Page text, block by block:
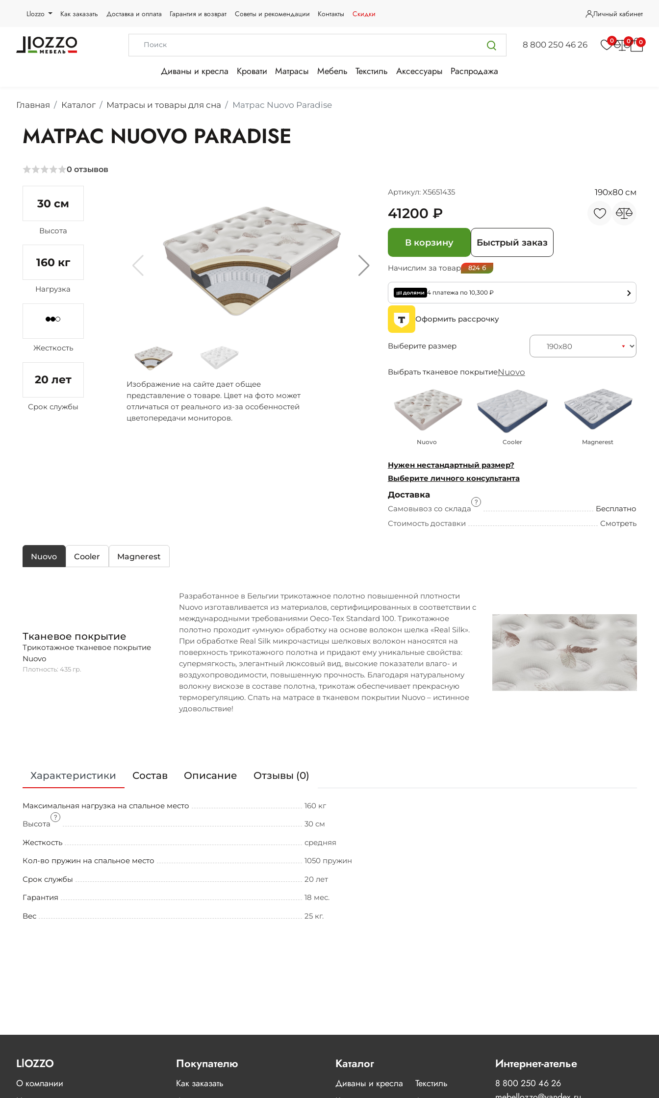
Llozzo Как заказать Доставка и оплата Гарантия и возврат Советы и рекомендации Контакты Скидки Личный кабинет
8 800 250 46 26 0 0 0
Диваны и кресла Кровати Матрасы Мебель Текстиль Аксессуары Распродажа
Главная Каталог Матрасы и товары для сна Матрас Nuovo Paradise
МАТРАС NUOVO PARADISE
0 отзывов
30 см
Высота
160 кг
Нагрузка
Жесткость
20 лет
Срок службы
Изображение на сайте дает общее
представление о товаре. Цвет на фото может
отличаться от реального из-за особенностей
цветопередачи мониторов.
Артикул: X5651435 190x80 см
41200 ₽
В корзину Быстрый заказ
Начислим за товар 824б
4 платежа по 10,300₽
Оформить рассрочку
Выберите размер
Выбрать тканевое покрытиеNuovo
Nuovo Cooler Magnerest
Нужен нестандартный размер?
Выберите личного консультанта
Доставка
Самовывоз со склада
Бесплатно
Стоимость доставки
Смотреть
Nuovo Cooler Magnerest
Тканевое покрытие
Трикотажное тканевое покрытие
Nuovo
Плотность: 435 гр.
Разработанное в Бельгии трикотажное полотно повышенной плотности
Nuovo изготавливается из материалов, сертифицированных в соответствии с
международными требованиями Oeco-Tex Standard 100. Трикотажное
полотно проходит «умную» обработку на основе волокон шелка «Real Silk».
При обработке Real Silk микрочастицы шелковых волокон наносятся на
поверхность трикотажного полотна и придают ему уникальные свойства:
супермягкость, элегантный люксовый вид, высокие показатели влаго- и
воздухопроводимости, повышенную прочность. Благодаря натуральному
волокну вискозе в составе полотна, трикотаж обеспечивает прекрасную
терморегуляцию. Спать на матрасе в тканевом покрытии Nuovo – истинное
удовольствие!
Характеристики Состав Описание Отзывы (0)
Максимальная нагрузка на спальное место 160 кг
Высота 30 см
Жесткость средняя
Кол-во пружин на спальное место 1050 пружин
Срок службы 20 лет
Гарантия 18 мес.
Вес 25 кг.
LlOZZO
О компании
Покупателю
Как заказать
Каталог
Диваны и кресла
Текстиль
Интернет-ателье
8 800 250 46 26